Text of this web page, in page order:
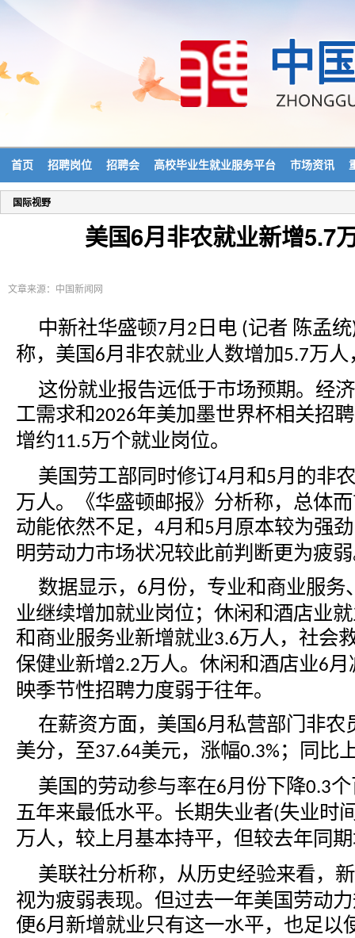
首页 招聘岗位 招聘会 高校毕业生就业服务平台 市场资讯
国际视野
美国6月非农就业新增5.7
文章来源：中国新闻网
中新社华盛顿7月 2 日电 (记者 陈孟统
称，美国6月非农就业人数增加5.7万人
这份就业报告远低于市场预期。经
工需求和 2026年美加墨世界杯相关招
增约11.5万个就业岗位。
美国劳工部同时修订4月和 5月的非
万人。《华盛顿邮报》分析称，总体
动能依然不足， 4月和 5月原本较为强
明劳动力市场状况较此前判断更为疲
数据显示，
6月份，专业和商业服务
业继续增加就业岗位；休闲和酒店业
和商业服务业新增就业3.6万人，社会
保健业新增2.2万人。休闲和酒店业6月
映季节性招聘力度弱于往年。
在薪资方面，美国6月私营部门非农
美分，至37.64美元，涨幅0.3% ；同比
美国的劳动参与率在6月份下降0.3
五年来最低水平。长期失业者(失业时
万人，较上月基本持平，但较去年同
美联社分析称，从历史经验来看，
视为疲弱表现。但过去一年美国劳动
便6月新增就业只有这一水平，也足以